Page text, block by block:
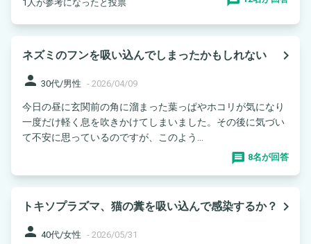
1人が参考になったと投票
ネズミのフンを吸い込んでしまったかもしれない
navigate_next
person 30代/男性 - 2026/04/09
今日の昼に玄関前の角に溜まった葉っぱやホコリが気になり
一度だけ軽く息を吹きかけてしまいました。その後に気づい
て不安に思っているのですが、このよう...
8名が回答
トキソプラズマ、猫の糞を吸い込んで感染するか？ navigate_next
person 40代/女性 - 2026/05/31